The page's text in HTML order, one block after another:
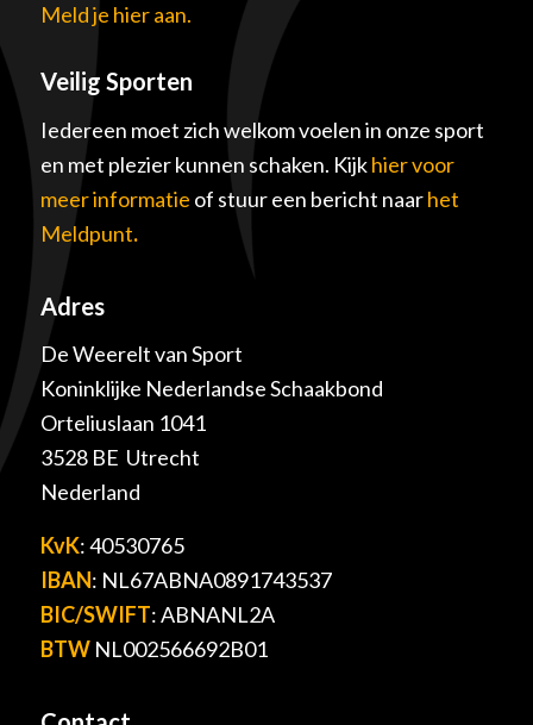
Meld je hier aan.
Veilig Sporten
Iedereen moet zich welkom voelen in onze sport
en met plezier kunnen schaken. Kijkhier voor
meer informatie of stuur een bericht naarhet
Meldpunt.
Adres
De Weerelt van Sport
Koninklijke Nederlandse Schaakbond
Orteliuslaan 1041
3528 BE Utrecht
Nederland
KvK: 40530765
IBAN: NL67ABNA0891743537
BIC/SWIFT: ABNANL2A
BTWNL002566692B01